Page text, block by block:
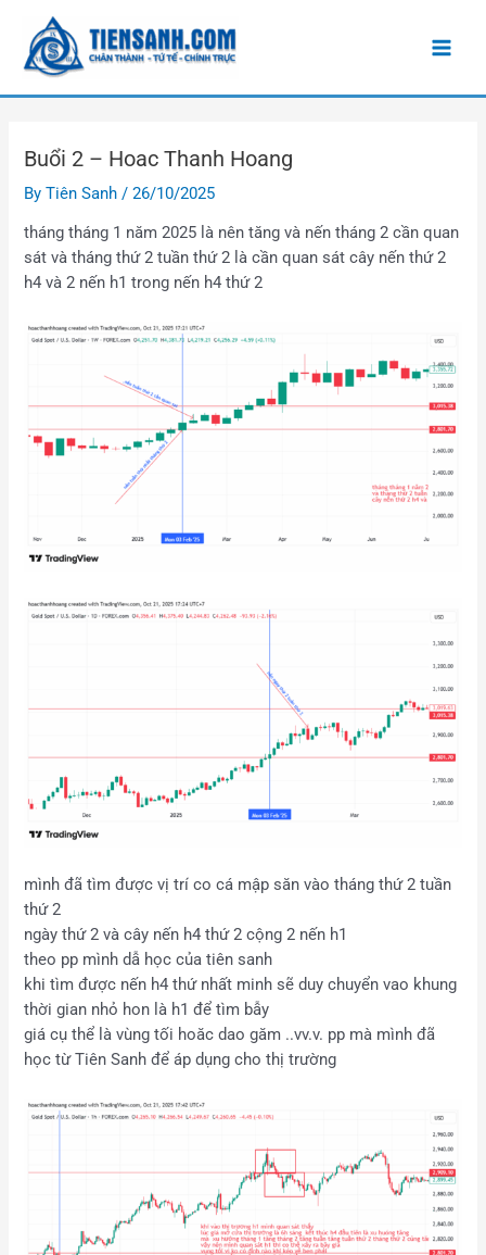
content
Buổi 2 – Hoac Thanh Hoang
ByTiên Sanh/26/10/2025
tháng tháng 1 năm 2025 là nên tăng và nến tháng 2 cần quan
sát và tháng thứ 2 tuần thứ 2 là cần quan sát cây nến thứ 2
h4 và 2 nến h1 trong nến h4 thứ 2
mình đã tìm được vị trí co cá mập săn vào tháng thứ 2 tuần
thứ 2
ngày thứ 2 và cây nến h4 thứ 2 cộng 2 nến h1
theo pp mình dẫ học của tiên sanh
khi tìm được nến h4 thứ nhất minh sẽ duy chuyển vao khung
thời gian nhỏ hon là h1 để tìm bẫy
giá cụ thể là vùng tối hoăc dao găm ..vv.v. pp mà mình đã
học từ Tiên Sanh để áp dụng cho thị trường
hướng
bài